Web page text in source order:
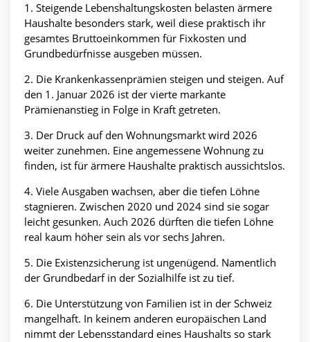
1. Steigende Lebenshaltungskosten belasten ärmere
Haushalte besonders stark, weil diese praktisch ihr
gesamtes Bruttoeinkommen für Fixkosten und
Grundbedürfnisse ausgeben müssen.
2. Die Krankenkassenprämien steigen und steigen. Auf
den 1. Januar 2026 ist der vierte markante
Prämienanstieg in Folge in Kraft getreten.
3. Der Druck auf den Wohnungsmarkt wird 2026
weiter zunehmen. Eine angemessene Wohnung zu
finden, ist für ärmere Haushalte praktisch aussichtslos.
4. Viele Ausgaben wachsen, aber die tiefen Löhne
stagnieren. Zwischen 2020 und 2024 sind sie sogar
leicht gesunken. Auch 2026 dürften die tiefen Löhne
real kaum höher sein als vor sechs Jahren.
5. Die Existenzsicherung ist ungenügend. Namentlich
der Grundbedarf in der Sozialhilfe ist zu tief.
6. Die Unterstützung von Familien ist in der Schweiz
mangelhaft. In keinem anderen europäischen Land
nimmt der Lebensstandard eines Haushalts so stark